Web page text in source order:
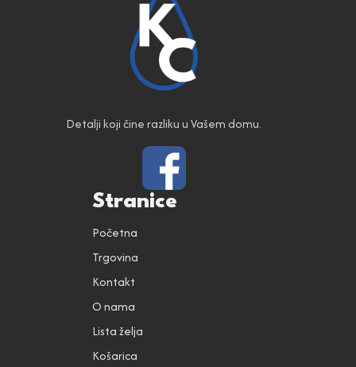
Detalji koji čine razliku u Vašem domu.
Stranice
Početna
Trgovina
Kontakt
O nama
Lista želja
Košarica